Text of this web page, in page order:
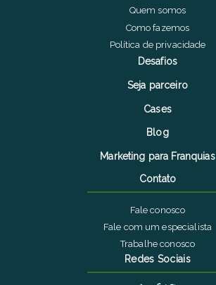
Quem somos
Como fazemos
Política de privacidade
Desafios
Seja parceiro
Cases
Blog
Marketing para Franquias
Contato
Fale conosco
Fale com um especialista
Trabalhe conosco
Redes Sociais